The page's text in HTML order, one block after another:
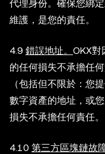
代理身份。確保您綁
維護，是您的責任。
4.9 錯誤地址。 OKX對
的任何損失不承擔任
（包括但不限於：您
數字資產的地址，或
損失不承擔任何責任。
4.10 第三方區塊鏈故障